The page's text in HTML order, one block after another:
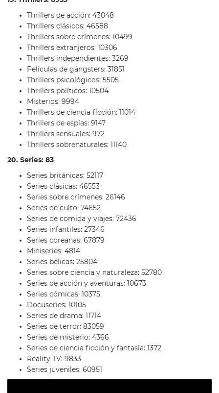
Thrillers de acción: 43048
Thrillers clásicos: 46588
Thrillers sobre crímenes: 10499
Thrillers extranjeros: 10306
Thrillers independientes: 3269
Películas de gángsters: 31851
Thrillers psicológicos: 5505
Thrillers políticos: 10504
Misterios: 9994
Thrillers de ciencia ficción: 11014
Thrillers de espías: 9147
Thrillers sensuales: 972
Thrillers sobrenaturales: 11140
20. Series: 83
Series británicas: 52117
Series clásicas: 46553
Series sobre crímenes: 26146
Series de culto: 74652
Series de comida y viajes: 72436
Series infantiles: 27346
Series coreanas: 67879
Miniseries: 4814
Series bélicas: 25804
Series sobre ciencia y naturaleza: 52780
Series de acción y aventuras: 10673
Series cómicas: 10375
Docuseries: 10105
Series de drama: 11714
Series de terror: 83059
Series de misterio: 4366
Series de ciencia ficción y fantasía: 1372
Reality TV: 9833
Series juveniles: 60951